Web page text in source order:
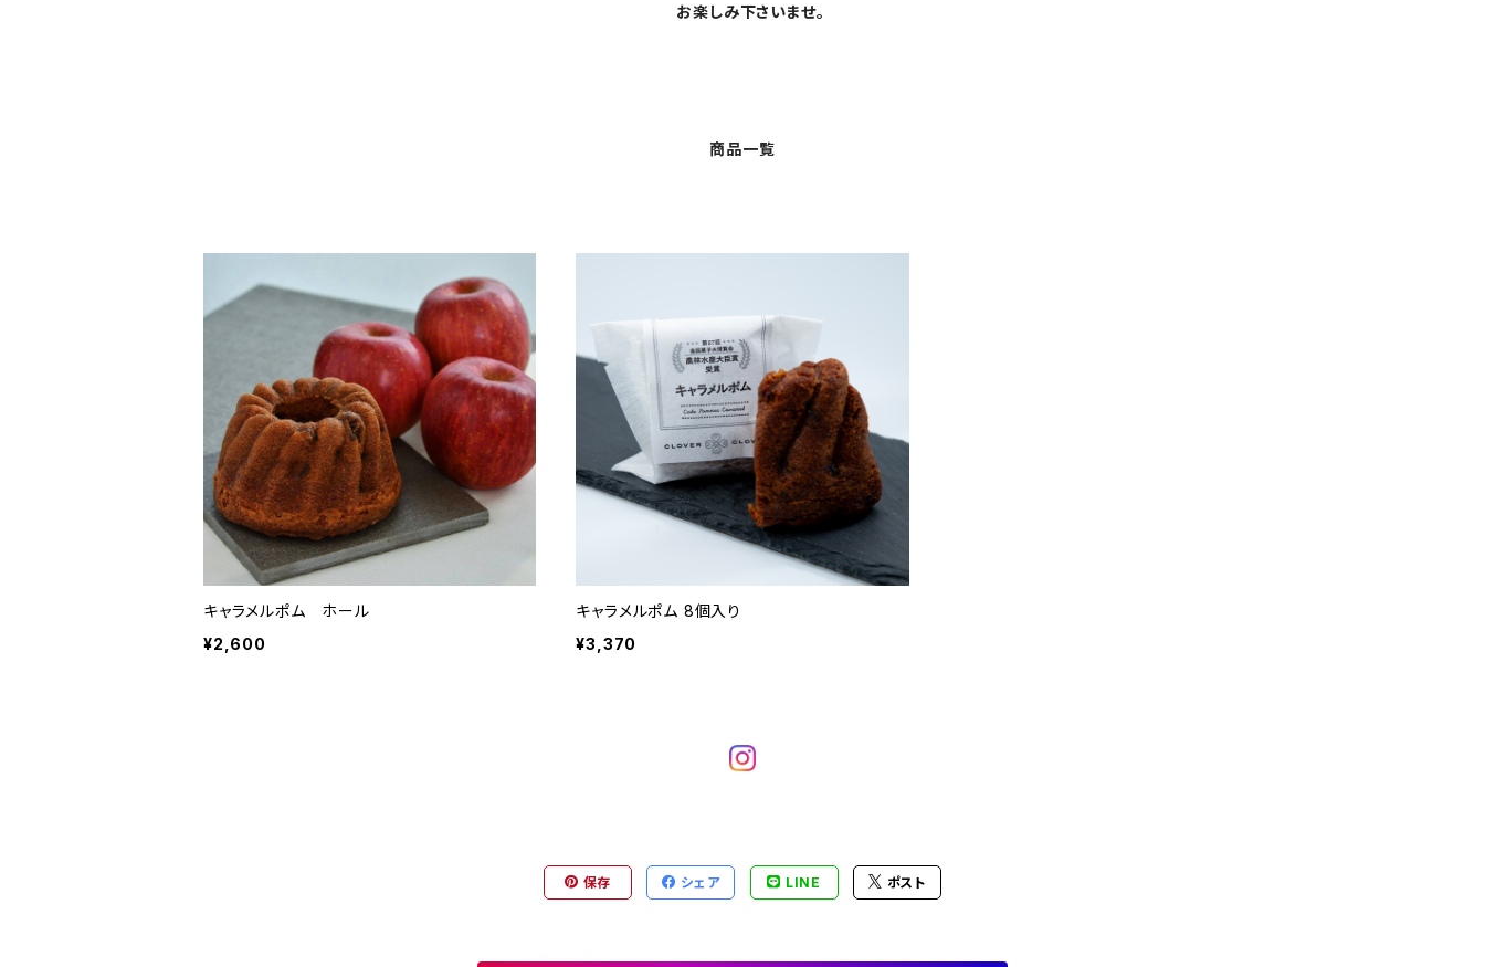
お楽しみ下さいませ。
商品一覧
キャラメルポム ホール
¥2,600
キャラメルポム 8個入り
¥3,370
保存 シェア LINE ポスト